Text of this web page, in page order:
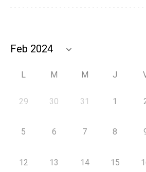
L M M J
29 30 31 1
5 6 7 8
12 13 14 15